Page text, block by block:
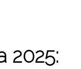
2025: